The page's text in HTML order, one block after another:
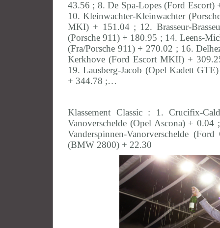
43.56 ; 8. De Spa-Lopes (Ford
10. Kleinwachter-Kleinwachter
MKI) + 151.04 ; 12. Brasseur-
(Porsche 911) + 180.95 ; 14. Leens-
(Fra/Porsche 911) + 270.02 ; 16.
Kerkhove (Ford Escort MKII) +
19. Lausberg-Jacob (Opel Kadett
+ 344.78 ;…
Klassement Classic : 1. Crucifix-
Vanoverschelde (Opel Ascona) +
Vanderspinnen-Vanorverschelde
(BMW 2800) + 22.30